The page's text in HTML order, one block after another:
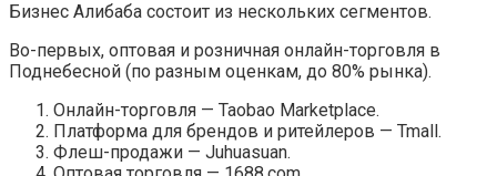
Бизнес Алибаба состоит из нескольких сегментов.
Во-первых, оптовая и розничная онлайн-торговля в
Поднебесной (по разным оценкам, до 80% рынка).
Онлайн-торговля — Taobao Marketplace.
Платформа для брендов и ритейлеров — Tmall.
Флеш-продажи — Juhuasuan.